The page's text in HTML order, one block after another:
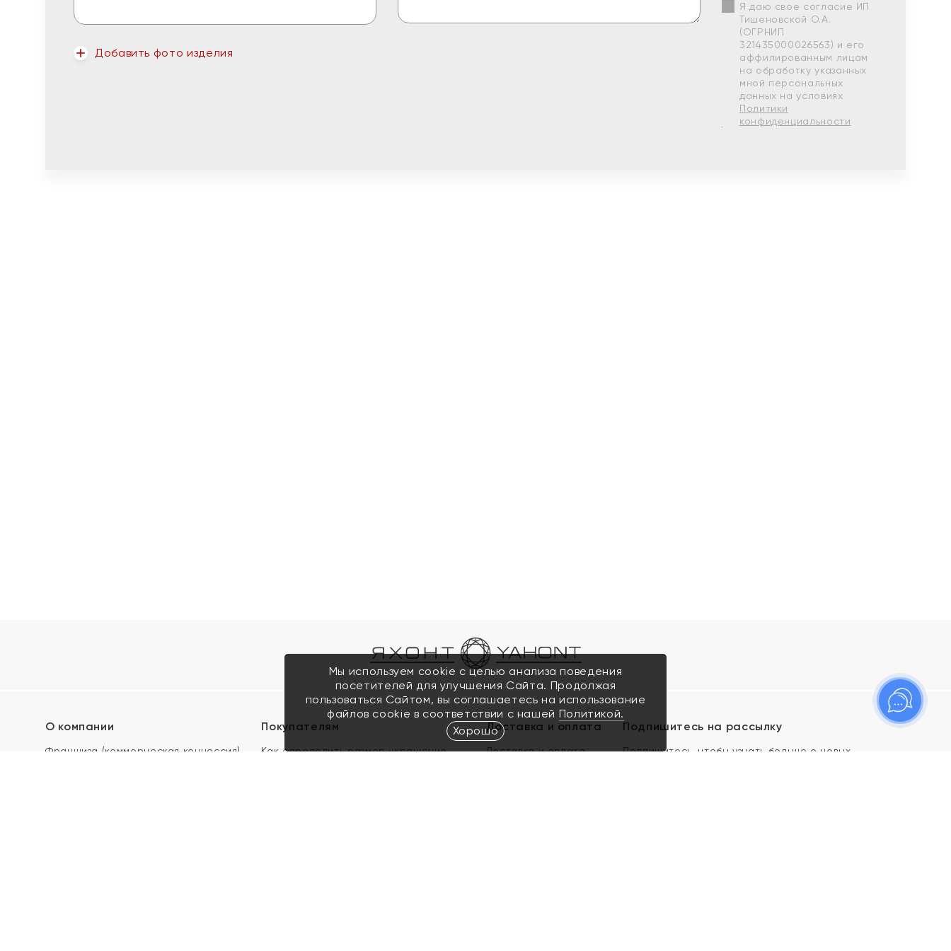
Добавить фото изделия
Я даю свое согласие ИП
Тишеновской О.А.
(ОГРНИП
321435000026563) и его
аффилированным лицам
на обработку указанных
мной персональных
данных на условиях
Политики
конфиденциальности
О компании
Франшиза (коммерческая концессия)
Покупателям
Как определить размер украшения
Доставка и оплата
Доставка и оплата
Подпишитесь на рассылку
Подпишитесь, чтобы узнать больше о новых
Мы используем cookie с целью анализа поведения
посетителей для улучшения Сайта. Продолжая
пользоваться Сайтом, вы соглашаетесь на использование
файлов cookie в соответствии с нашей Политикой.
Хорошо